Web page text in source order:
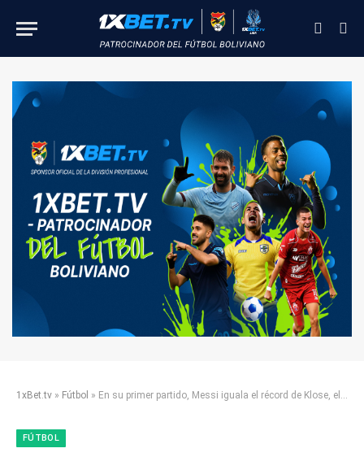
1xBet.tv » Fútbol » En su primer partido, Messi iguala el récord de Klose, el máximo goleador en mundiales
FÚTBOL